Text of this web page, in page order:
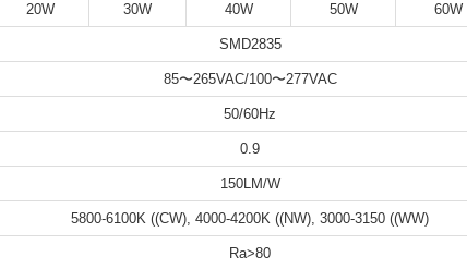
20W 30W 40W 50W 60W
SMD2835
85〜265VAC/100〜277VAC
50/60Hz
0.9
150LM/W
5800-6100K ((CW), 4000-4200K ((NW), 3000-3150 ((WW)
Ra>80